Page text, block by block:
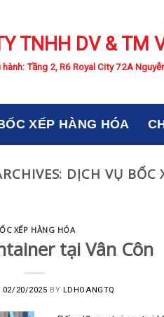
TNHH DV & TM
Tầng 2, R6 Royal City 72A
XẾP HÀNG HÓA
DỊCH VỤ BỐC
XẾP HÀNG HÓA
tại Vân Côn
02/20/2025 BY LDHOANGTQ